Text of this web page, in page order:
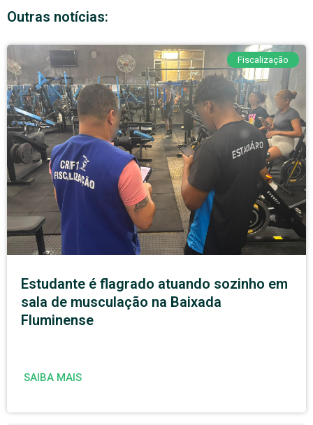
Outras notícias:
Fiscalização
Estudante é flagrado atuando sozinho em
sala de musculação na Baixada
Fluminense
SAIBA MAIS